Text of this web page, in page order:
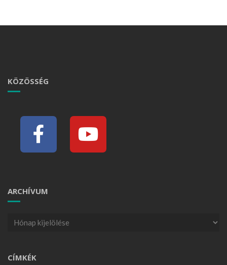
KÖZÖSSÉG
ARCHÍVUM
CÍMKÉK